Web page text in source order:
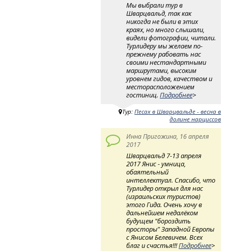
Мы выбрали тур в
Шварцвальд, так как
никогда не были в этих
краях, но много слышали,
видели фотографии, читали.
Турлидеру мы желаем по-
прежнему рабовать нас
своими нестандартными
маршрутами, высоким
уровнем гидов, качеством и
месторасположением
гостиниц.Подробнее>
Тур:Песах в Шварцвальде - весна в
долине нарциссов
Инна Пригожина, 16 апреля
2017
Шварцвальд 7-13 апреля
2017 Янис - умница,
обаятельный
интеллектуал. Спасибо, что
Турлидер открыл для нас
(израильских туристов)
этого Гида. Очень хочу в
дальнейшем недалёком
будущем "бороздить
просторы" Западной Европы
с Янисом Белевичем. Всех
благ и счастья!!!Подробнее>